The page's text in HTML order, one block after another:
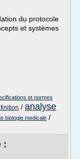
du protocole
et systèmes
et normes
/ analyse
biologie medicale /
: